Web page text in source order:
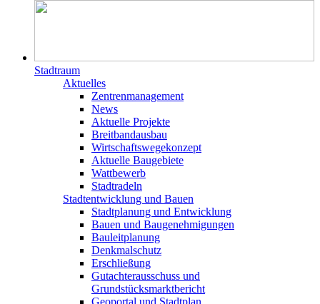
Stadtraum
Aktuelles
Zentrenmanagement
News
Aktuelle Projekte
Breitbandausbau
Wirtschaftswegekonzept
Aktuelle Baugebiete
Wattbewerb
Stadtradeln
Stadtentwicklung und Bauen
Stadtplanung und Entwicklung
Bauen und Baugenehmigungen
Bauleitplanung
Denkmalschutz
Erschließung
Gutachterausschuss und
Grundstücksmarktbericht
Geoportal und Stadtplan